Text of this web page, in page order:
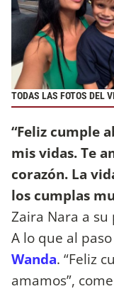
TODAS LAS FOTOS DEL
“Feliz cumple
mis vidas. Te
corazón. La
los cumplas
Zaira Nara a
A lo que al
Wanda. “Feliz
amamos”,